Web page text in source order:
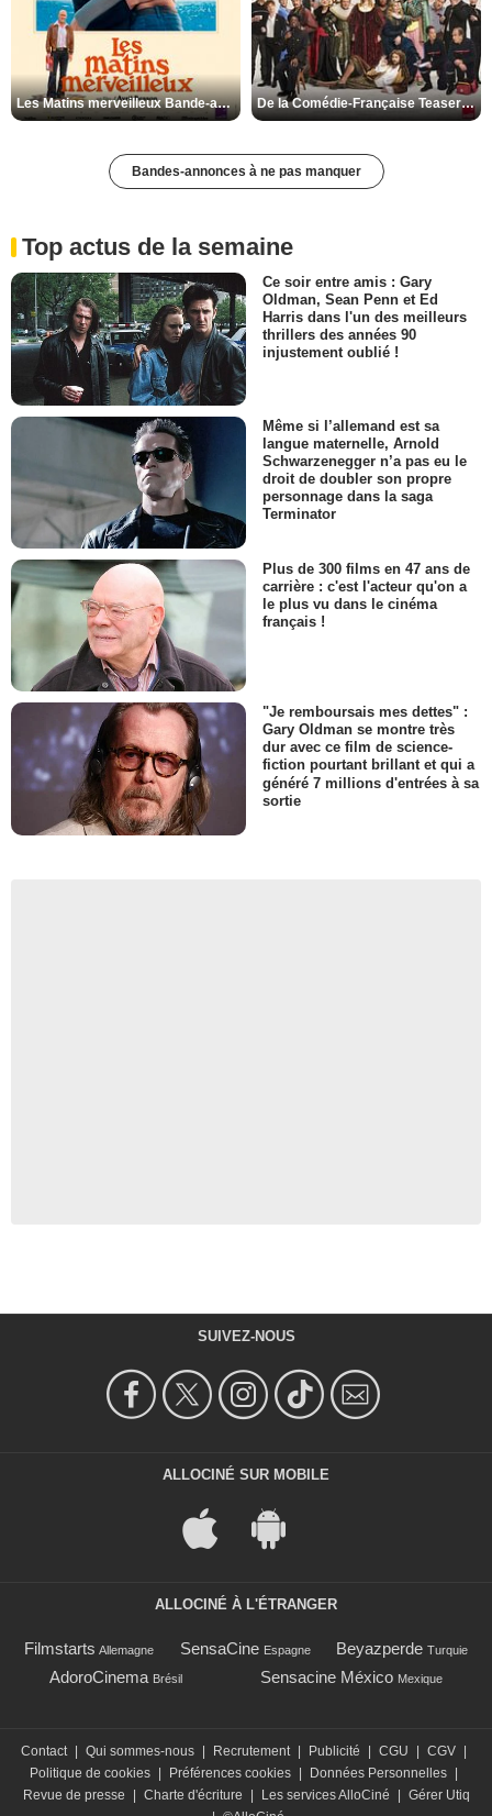
Les Matins merveilleux Bande-annonce VF De la Comédie-Française Teaser VF
Bandes-annonces à ne pas manquer
Top actus de la semaine
Ce soir entre amis : Gary
Oldman, Sean Penn et Ed
Harris dans l'un des meilleurs
thrillers des années 90
injustement oublié !
Même si l’allemand est sa
langue maternelle, Arnold
Schwarzenegger n’a pas eu le
droit de doubler son propre
personnage dans la saga
Terminator
Plus de 300 films en 47 ans de
carrière : c'est l'acteur qu'on a
le plus vu dans le cinéma
français !
"Je remboursais mes dettes" :
Gary Oldman se montre très
dur avec ce film de science-
fiction pourtant brillant et qui a
généré 7 millions d'entrées à sa
sortie
SUIVEZ-NOUS
ALLOCINÉ SUR MOBILE
ALLOCINÉ À L'ÉTRANGER
Filmstarts Allemagne SensaCine Espagne Beyazperde Turquie
AdoroCinema Brésil Sensacine México Mexique
Contact | Qui sommes-nous | Recrutement | Publicité | CGU | CGV |
Politique de cookies | Préférences cookies | Données Personnelles |
Revue de presse
| Charte d'écriture | Les services AlloCiné | Gérer Utiq